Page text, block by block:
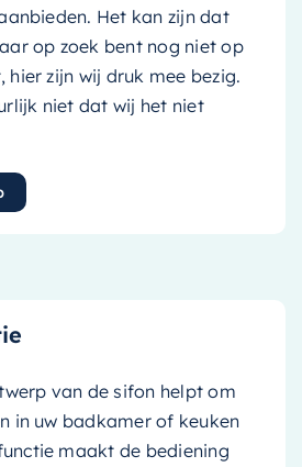
Het kan zijn dat
op zoek bent nog niet op
zijn wij druk mee bezig.
niet dat wij het niet
van de sifon helpt om
in uw badkamer of keuken
maakt de bediening